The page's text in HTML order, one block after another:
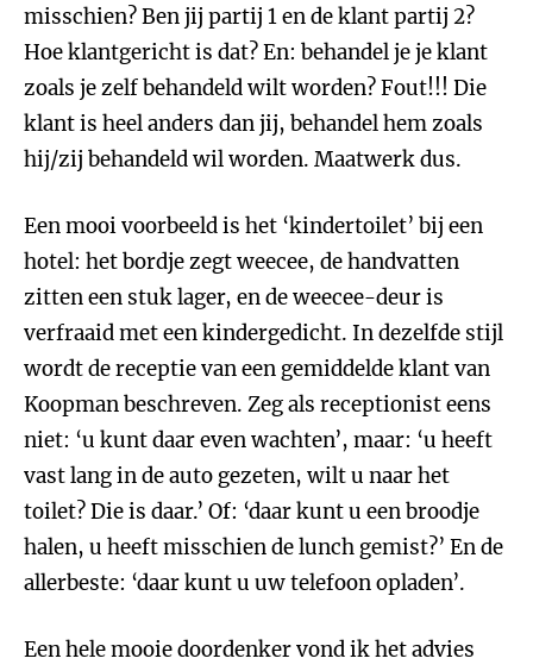
misschien? Ben jij partij 1 en de klant partij 2?
Hoe klantgericht is dat? En: behandel je je klant
zoals je zelf behandeld wilt worden? Fout!!! Die
klant is heel anders dan jij, behandel hem zoals
hij/zij behandeld wil worden. Maatwerk dus.
Een mooi voorbeeld is het ‘kindertoilet’ bij een
hotel: het bordje zegt weecee, de handvatten
zitten een stuk lager, en de weecee-deur is
verfraaid met een kindergedicht. In dezelfde stijl
wordt de receptie van een gemiddelde klant van
Koopman beschreven. Zeg als receptionist eens
niet: ‘u kunt daar even wachten’, maar: ‘u heeft
vast lang in de auto gezeten, wilt u naar het
toilet? Die is daar.’ Of: ‘daar kunt u een broodje
halen, u heeft misschien de lunch gemist?’ En de
allerbeste: ‘daar kunt u uw telefoon opladen’.
Een hele mooie doordenker vond ik het advies